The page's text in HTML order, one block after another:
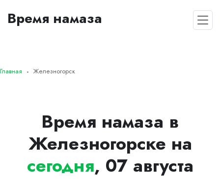
Время намаза
Главная Железногорск
Время намаза в
Железногорске на
сегодня, 07 августа